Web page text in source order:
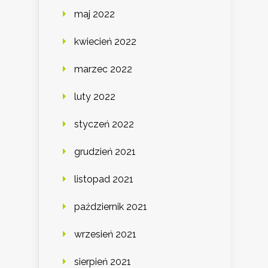
maj 2022
kwiecień 2022
marzec 2022
luty 2022
styczeń 2022
grudzień 2021
listopad 2021
październik 2021
wrzesień 2021
sierpień 2021